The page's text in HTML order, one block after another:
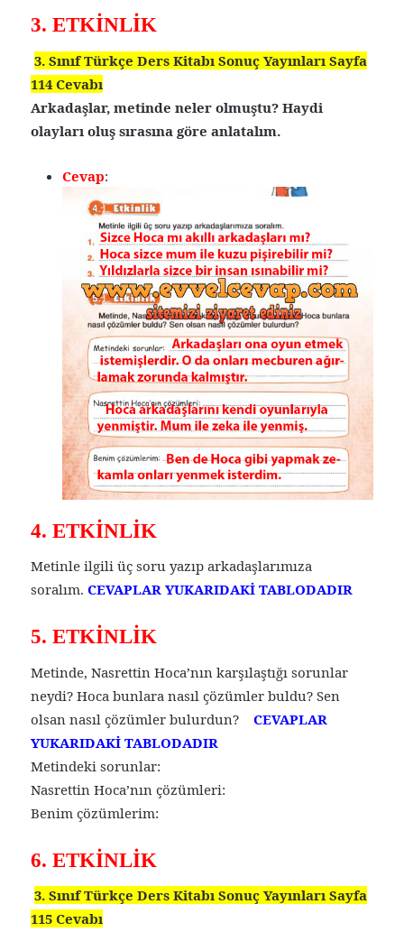
3. ETKİNLİK
3. Sınıf Türkçe Ders Kitabı Sonuç Yayınları Sayfa
114 Cevabı
Arkadaşlar, metinde neler olmuştu? Haydi
olayları oluş sırasına göre anlatalım.
Cevap:
4. ETKİNLİK
Metinle ilgili üç soru yazıp arkadaşlarımıza
soralım.CEVAPLAR YUKARIDAKİ TABLODADIR
5. ETKİNLİK
Metinde, Nasrettin Hoca’nın karşılaştığı sorunlar
neydi? Hoca bunlara nasıl çözümler buldu? Sen
olsan nasıl çözümler bulurdun?
CEVAPLAR
YUKARIDAKİ TABLODADIR
Metindeki sorunlar:
Nasrettin Hoca’nın çözümleri:
Benim çözümlerim:
6. ETKİNLİK
3. Sınıf Türkçe Ders Kitabı Sonuç Yayınları Sayfa
115 Cevabı